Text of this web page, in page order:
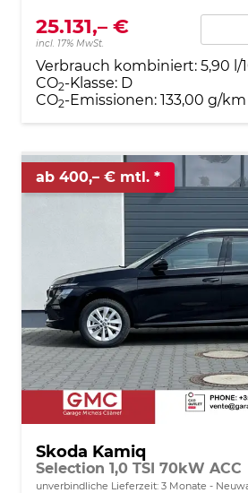
25.131,– €
incl. 17% MwSt.
Verbrauch kombiniert: 5,90 l/
CO2-Klasse: D
CO2-Emissionen: 133,00 g/km
ab 400,– € mtl.
Skoda Kamiq
Selection 1,0 TSI 70kW ACC
unverbindliche Lieferzeit: 3 Monate